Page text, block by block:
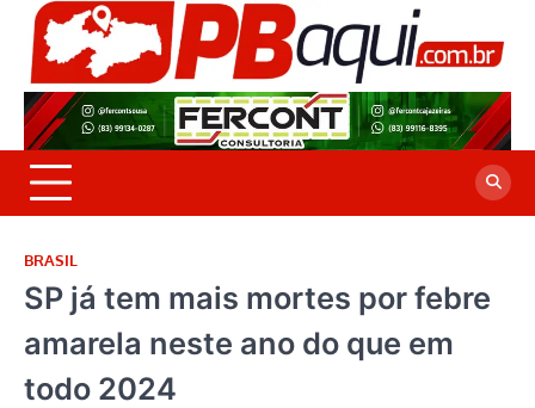
Skip
content
BRASIL
SP já tem mais mortes por febre
amarela neste ano do que em
todo 2024